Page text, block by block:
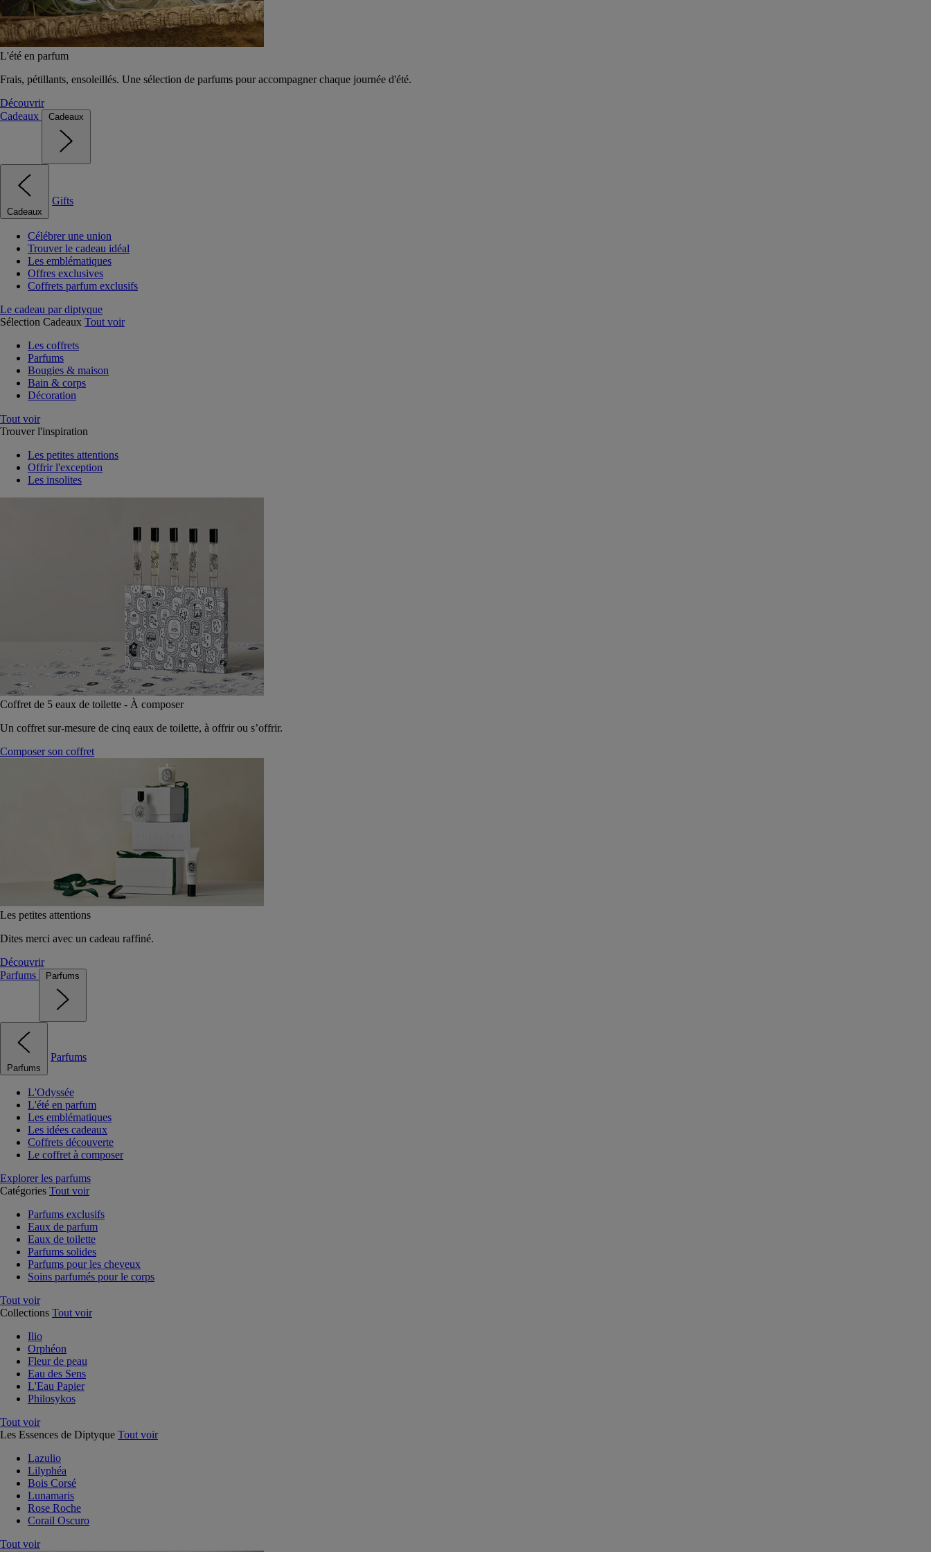
L'été en parfum
Frais, pétillants, ensoleillés. Une sélection de parfums pour accompagner chaque journée d'été.
Découvrir
Cadeaux
Cadeaux
Cadeaux
Gifts
Célébrer une union
Trouver le cadeau idéal
Les emblématiques
Offres exclusives
Coffrets parfum exclusifs
Le cadeau par diptyque
Sélection Cadeaux Tout voir
Les coffrets
Parfums
Bougies & maison
Bain & corps
Décoration
Tout voir
Trouver l'inspiration
Les petites attentions
Offrir l'exception
Les insolites
Coffret de 5 eaux de toilette - À composer
Un coffret sur-mesure de cinq eaux de toilette, à offrir ou s’offrir.
Composer son coffret
Les petites attentions
Dites merci avec un cadeau raffiné.
Découvrir
Parfums
Parfums
Parfums
Parfums
L'Odyssée
L'été en parfum
Les emblématiques
Les idées cadeaux
Coffrets découverte
Le coffret à composer
Explorer les parfums
Catégories Tout voir
Parfums exclusifs
Eaux de parfum
Eaux de toilette
Parfums solides
Parfums pour les cheveux
Soins parfumés pour le corps
Tout voir
Collections Tout voir
Ilio
Orphéon
Fleur de peau
Eau des Sens
L'Eau Papier
Philosykos
Tout voir
Les Essences de Diptyque Tout voir
Lazulio
Lilyphéa
Bois Corsé
Lunamaris
Rose Roche
Corail Oscuro
Tout voir